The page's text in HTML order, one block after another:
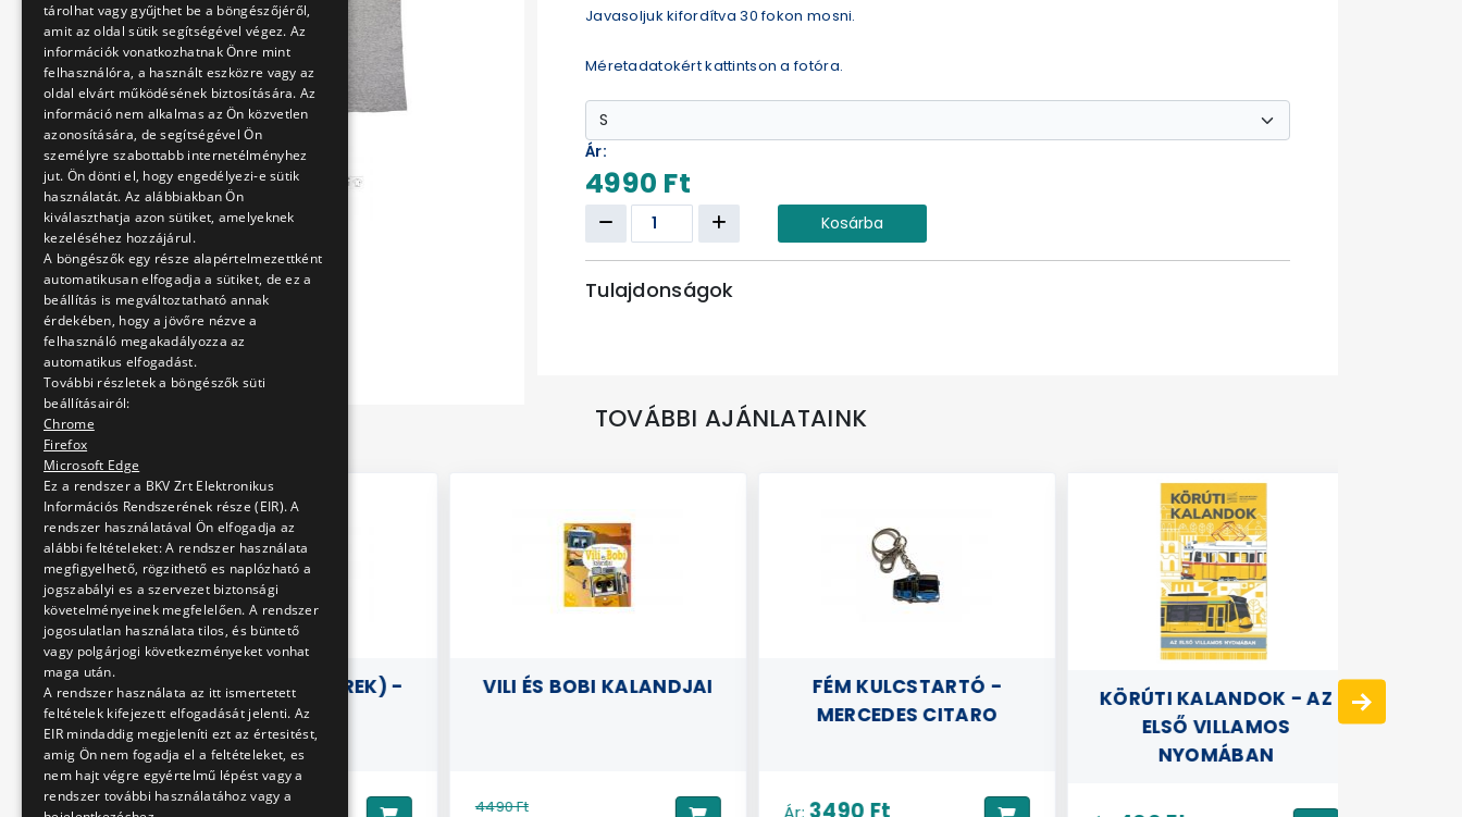
Javasoljuk kifordítva 30 fokon mosni.
Méretadatokért kattintson a fotóra.
Ár:
4990 Ft
Kosárba
Tulajdonságok
TOVÁBBI AJÁNLATAINK
XXV.
TÍPUSÚ
1531-ES
KULCSTARTÓ (KEREK) -
BUSZ
Ár: 990 Ft
VILI ÉS BOBI KALANDJAI
4490 Ft
FÉM KULCSTARTÓ -
MERCEDES CITARO
Ár:3490 Ft
KÖRÚTI KALANDOK - AZ
ELSŐ VILLAMOS
NYOMÁBAN
tárolhat vagy gyűjthet be a böngészőjéről,
amit az oldal sütik segítségével végez. Az
információk vonatkozhatnak Önre mint
felhasználóra, a használt eszközre vagy az
oldal elvárt működésének biztosítására. Az
információ nem alkalmas az Ön közvetlen
azonosítására, de segítségével Ön
személyre szabottabb internetélményhez
jut. Ön dönti el, hogy engedélyezi-e sütik
használatát. Az alábbiakban Ön
kiválaszthatja azon sütiket, amelyeknek
kezeléséhez hozzájárul.
A böngészők egy része alapértelmezettként
automatikusan elfogadja a sütiket, de ez a
beállítás is megváltoztatható annak
érdekében, hogy a jövőre nézve a
felhasználó megakadályozza az
automatikus elfogadást.
További részletek a böngészők süti
beállításairól:
Chrome
Firefox
Microsoft Edge
Ez a rendszer a BKV Zrt Elektronikus
Információs Rendszerének része (EIR). A
rendszer használatával Ön elfogadja az
alábbi feltételeket: A rendszer használata
megfigyelhető, rögzithető es naplózható a
jogszabályi es a szervezet biztonsági
követelményeinek megfelelően. A rendszer
jogosulatlan használata tilos, és büntető
vagy polgárjogi következményeket vonhat
maga után.
A rendszer használata az itt ismertetett
feltételek kifejezett elfogadását jelenti. Az
EIR mindaddig megjeleníti ezt az értesitést,
amig Ön nem fogadja el a feltételeket, es
nem hajt végre egyértelmű lépést vagy a
rendszer további használatához vagy a